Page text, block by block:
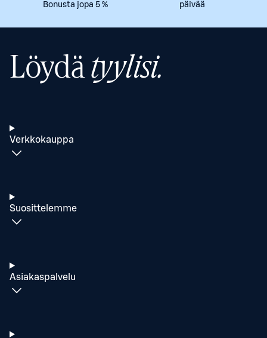
Bonusta jopa 5 %
päivää
Löydätyylisi.
Verkkokauppa
Suosittelemme
Asiakaspalvelu